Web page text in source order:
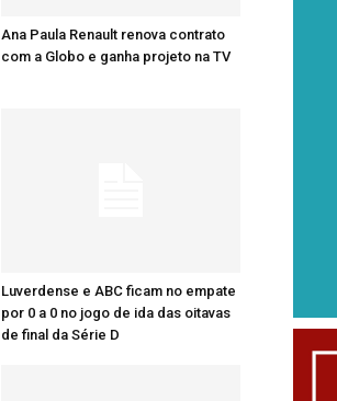
Ana Paula Renault renova contrato
com a Globo e ganha projeto na TV
Luverdense e ABC ficam no empate
por 0 a 0 no jogo de ida das oitavas
de final da Série D